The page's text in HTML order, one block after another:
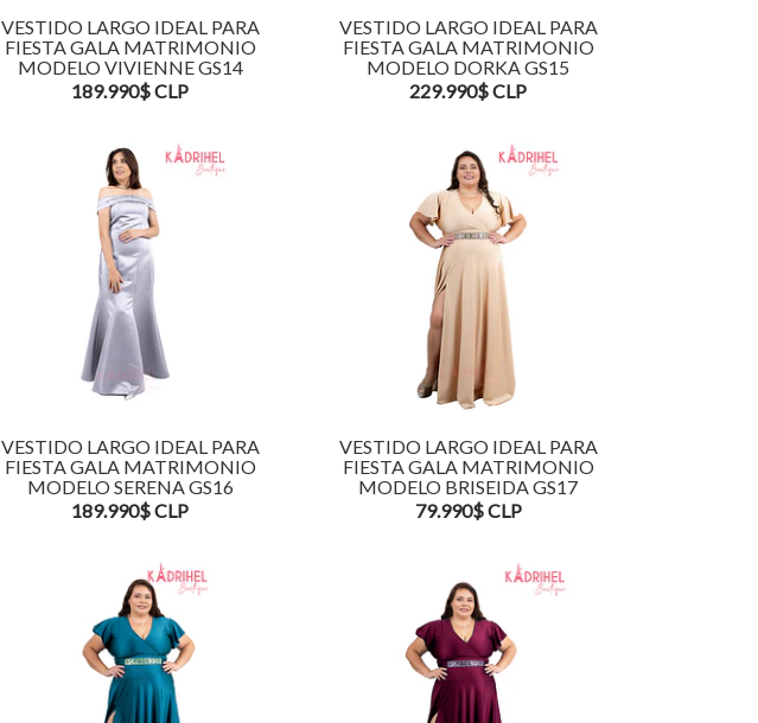
VESTIDO LARGO IDEAL PARA
FIESTA GALA MATRIMONIO
MODELO VIVIENNE GS14
189.990$ CLP
VESTIDO LARGO IDEAL PARA
FIESTA GALA MATRIMONIO
MODELO DORKA GS15
229.990$ CLP
VESTIDO LARGO IDEAL PARA
FIESTA GALA MATRIMONIO
MODELO SERENA GS16
189.990$ CLP
VESTIDO LARGO IDEAL PARA
FIESTA GALA MATRIMONIO
MODELO BRISEIDA GS17
79.990$ CLP